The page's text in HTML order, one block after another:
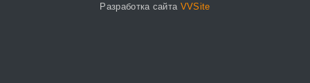
Разработка сайта VVSite